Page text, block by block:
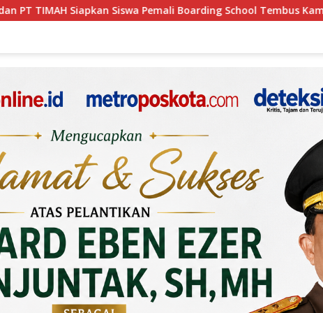
Boarding School Tembus Kampus Impian Lewat MINDucation